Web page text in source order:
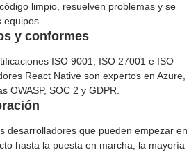
limpio, resuelven problemas y se
equipos.
y conformes
ISO 9001, ISO 27001 e ISO
React Native son expertos en Azure,
OWASP, SOC 2 y GDPR.
desarrolladores que pueden empezar en
hasta la puesta en marcha, la mayoría